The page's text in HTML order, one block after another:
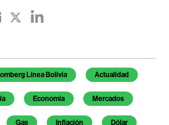
Línea Bolivia Actualidad
Economía Mercados
Gas Inflación Dólar